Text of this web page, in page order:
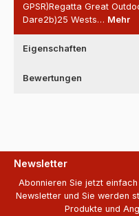
GPSR)Regatta Great
Dare2b)25 Wests… Mehr
Eigenschaften
Bewertungen
Newsletter
Abonnieren Sie jetzt
Newsletter und Sie werden
Produkte und